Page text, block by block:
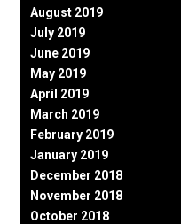
August 2019
July 2019
June 2019
May 2019
April 2019
March 2019
February 2019
January 2019
December 2018
November 2018
October 2018